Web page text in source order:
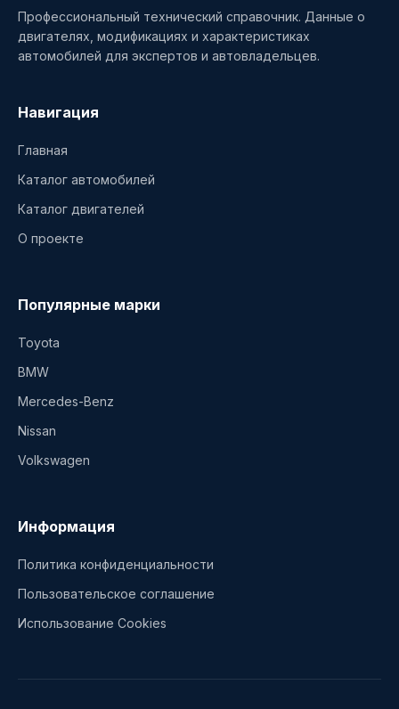
Профессиональный технический справочник. Данные о
двигателях, модификациях и характеристиках
автомобилей для экспертов и автовладельцев.
Навигация
Главная
Каталог автомобилей
Каталог двигателей
О проекте
Популярные марки
Toyota
BMW
Mercedes-Benz
Nissan
Volkswagen
Информация
Политика конфиденциальности
Пользовательское соглашение
Использование Cookies